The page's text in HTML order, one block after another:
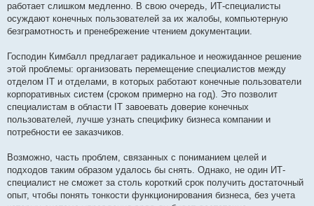
работает слишком медленно. В свою очередь, ИТ-специалисты
осуждают конечных пользователей за их жалобы, компьютерную
безграмотность и пренебрежение чтением документации.
Господин Кимбалл предлагает радикальное и неожиданное решение
этой проблемы: организовать перемещение специалистов между
отделом IT и отделами, в которых работают конечные пользователи
корпоративных систем (сроком примерно на год). Это позволит
специалистам в области IT завоевать доверие конечных
пользователей, лучше узнать специфику бизнеса компании и
потребности ее заказчиков.
Возможно, часть проблем, связанных с пониманием целей и
подходов таким образом удалось бы снять. Однако, не один ИТ-
специалист не сможет за столь короткий срок получить достаточный
опыт, чтобы понять тонкости функционирования бизнеса, без учета